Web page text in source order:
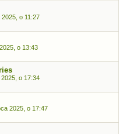
2025, o 11:27
o 13:43
o 17:34
2025, o 17:47